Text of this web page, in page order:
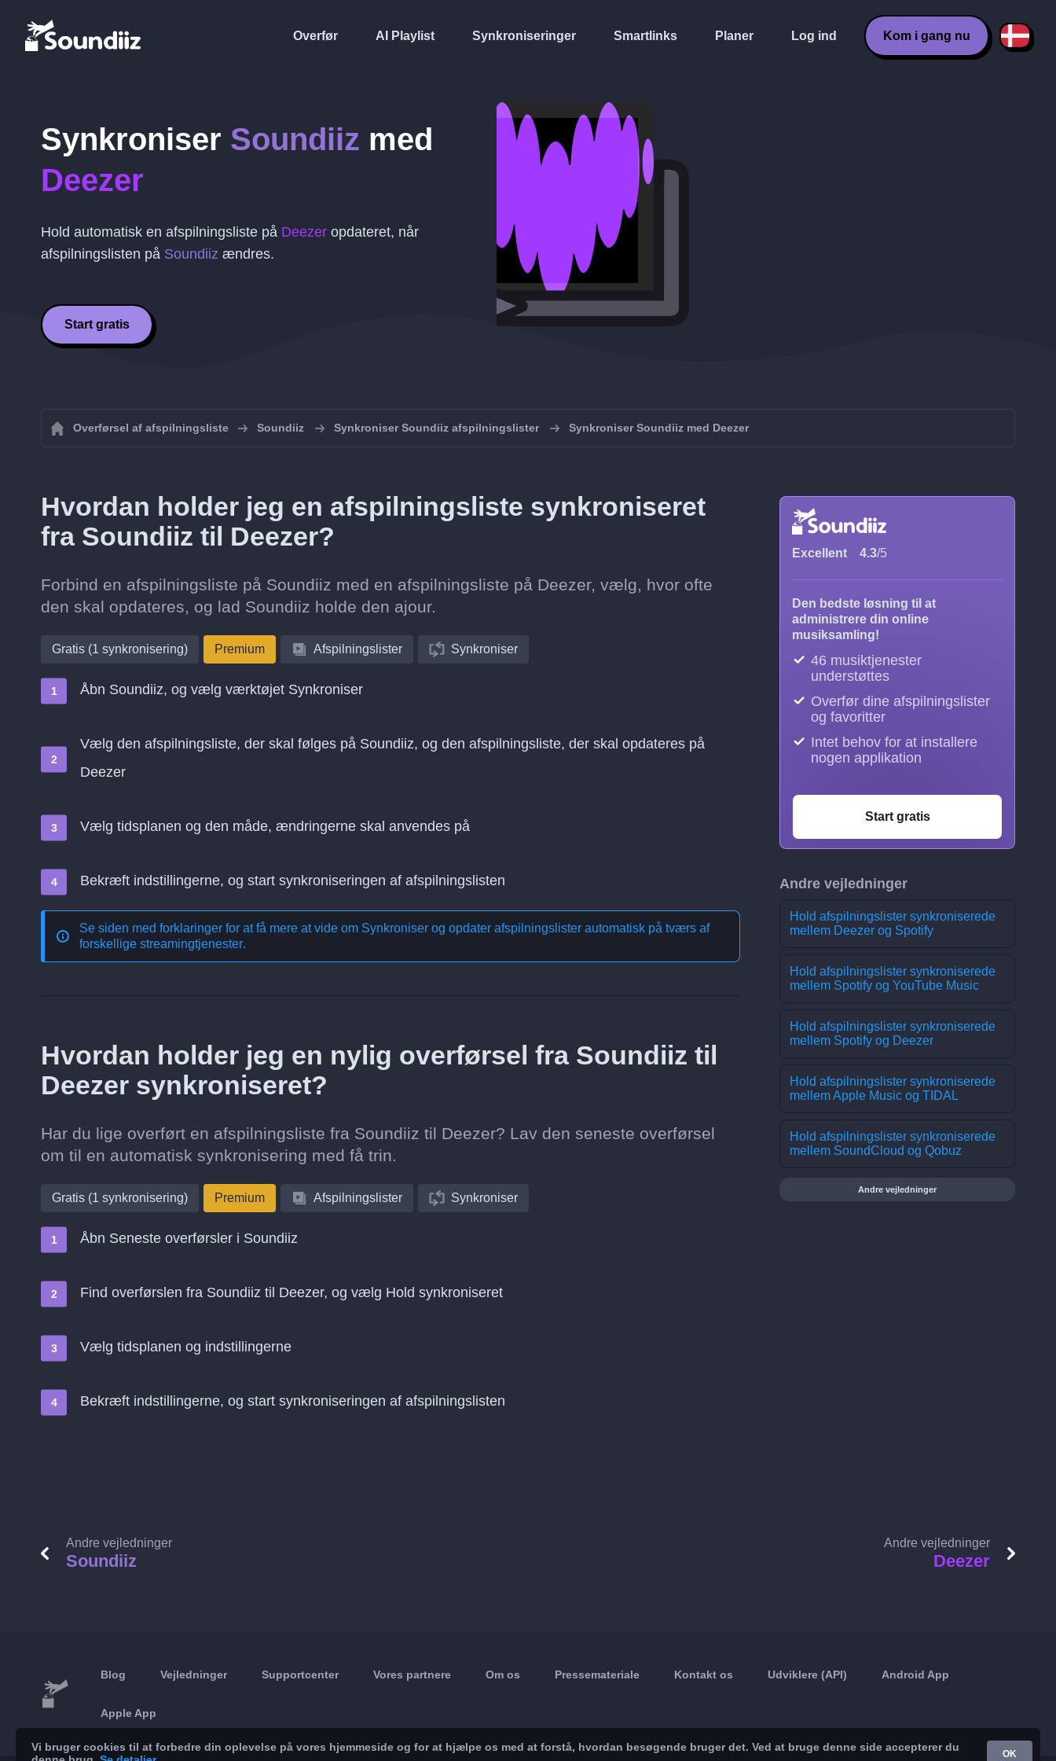
Overfør AI Playlist Synkroniseringer Smartlinks Planer Log ind Kom i gang nu
Synkroniser Soundiiz med
Deezer
Hold automatisk en afspilningsliste på Deezer opdateret, når
afspilningslisten på Soundiiz ændres.
Start gratis
Overførsel af afspilningsliste Soundiiz Synkroniser Soundiiz afspilningslister Synkroniser Soundiiz med Deezer
Hvordan holder jeg en afspilningsliste synkroniseret
fra Soundiiz til Deezer?
Forbind en afspilningsliste på Soundiiz med en afspilningsliste på Deezer, vælg, hvor ofte
den skal opdateres, og lad Soundiiz holde den ajour.
Gratis (1 synkronisering) Premium Afspilningslister Synkroniser
Åbn Soundiiz, og vælg værktøjet Synkroniser
Vælg den afspilningsliste, der skal følges på Soundiiz, og den afspilningsliste, der skal opdateres på
Deezer
Vælg tidsplanen og den måde, ændringerne skal anvendes på
Bekræft indstillingerne, og start synkroniseringen af afspilningslisten
Se siden med forklaringer for at få mere at vide om Synkroniser og opdater afspilningslister automatisk på tværs af
forskellige streamingtjenester.
Hvordan holder jeg en nylig overførsel fra Soundiiz til
Deezer synkroniseret?
Har du lige overført en afspilningsliste fra Soundiiz til Deezer? Lav den seneste overførsel
om til en automatisk synkronisering med få trin.
Gratis (1 synkronisering) Premium Afspilningslister Synkroniser
Åbn Seneste overførsler i Soundiiz
Find overførslen fra Soundiiz til Deezer, og vælg Hold synkroniseret
Vælg tidsplanen og indstillingerne
Bekræft indstillingerne, og start synkroniseringen af afspilningslisten
Excellent 4.3/5
Den bedste løsning til at
administrere din online
musiksamling!
46 musiktjenester
understøttes
Overfør dine afspilningslister
og favoritter
Intet behov for at installere
nogen applikation
Start gratis
Andre vejledninger
Hold afspilningslister synkroniserede
mellem Deezer og Spotify
Hold afspilningslister synkroniserede
mellem Spotify og YouTube Music
Hold afspilningslister synkroniserede
mellem Spotify og Deezer
Hold afspilningslister synkroniserede
mellem Apple Music og TIDAL
Hold afspilningslister synkroniserede
mellem SoundCloud og Qobuz
Andre vejledninger
Andre vejledninger
Soundiiz
Andre vejledninger
Deezer
Blog Vejledninger Supportcenter Vores partnere Om os Pressemateriale Kontakt os Udviklere (API) Android App
Apple App
Vi bruger cookies til at forbedre din oplevelse på vores hjemmeside og for at hjælpe os med at forstå, hvordan besøgende bruger det. Ved at bruge denne side accepterer du
OK